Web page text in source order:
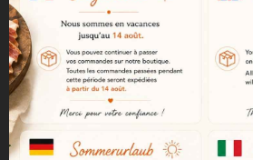
de creștere, selecție
artizanală o face o
pentru amatorii
O origine 100% iberică